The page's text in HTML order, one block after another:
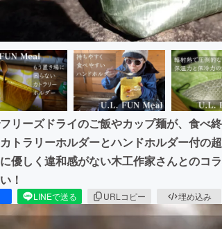
リーズドライのご飯やカップ麺が、食べ
トラリーホルダーとハンドホルダー付の
優しく違和感がない木工作家さんとのコ
！
LINEで送る URLコピー 埋め込み